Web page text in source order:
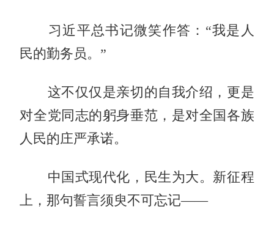
习近平总书记微笑作答：“我是人
民的勤务员。”
这不仅仅是亲切的自我介绍，更是
对全党同志的躬身垂范，是对全国各族
人民的庄严承诺。
中国式现代化，民生为大。新征程
上，那句誓言须臾不可忘记——